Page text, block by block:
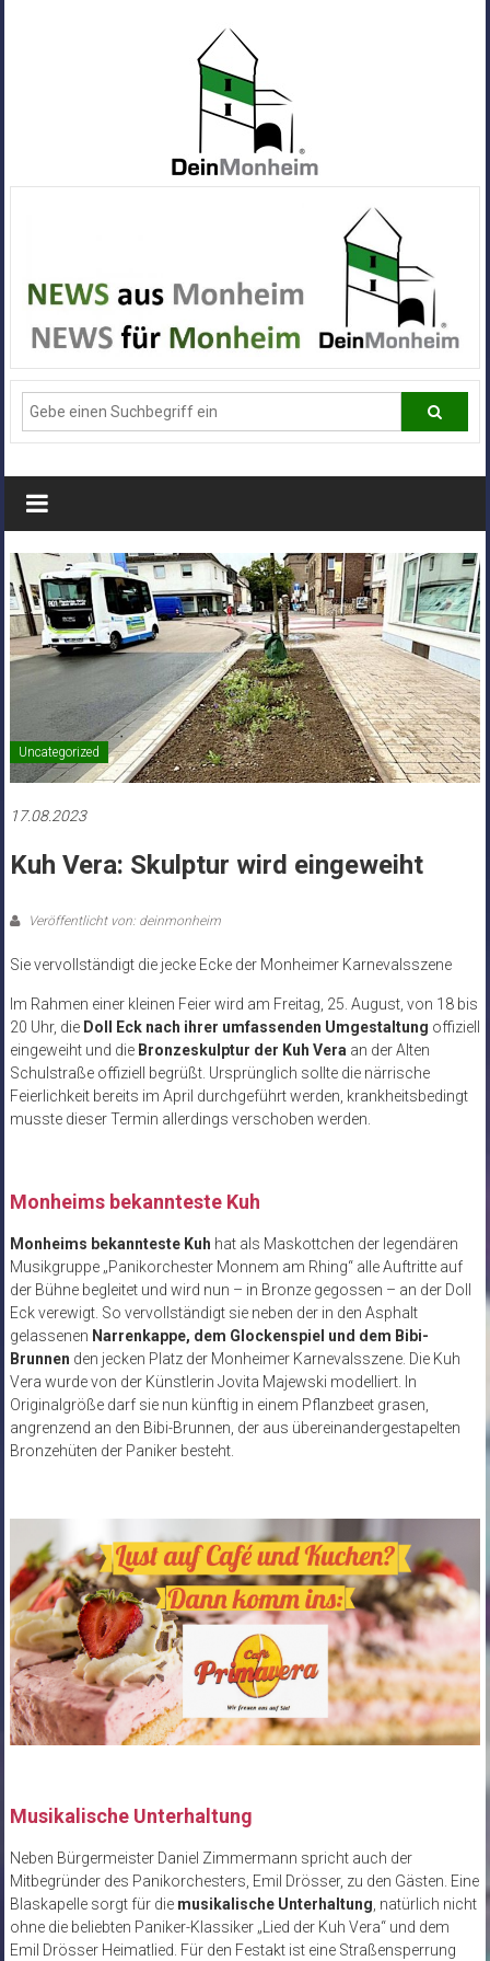
Alle
News
aus
Deiner
Stadt
Monheim
Uncategorized
17.08.2023
Kuh Vera: Skulptur wird eingeweiht
Veröffentlicht von: deinmonheim
Sie vervollständigt die jecke Ecke der Monheimer Karnevalsszene
Im Rahmen einer kleinen Feier wird am Freitag, 25. August, von 18 bis
20 Uhr, die Doll Eck nach ihrer umfassenden Umgestaltung offiziell
eingeweiht und die Bronzeskulptur der Kuh Vera an der Alten
Schulstraße offiziell begrüßt. Ursprünglich sollte die närrische
Feierlichkeit bereits im April durchgeführt werden, krankheitsbedingt
musste dieser Termin allerdings verschoben werden.
Monheims bekannteste Kuh
Monheims bekannteste Kuh hat als Maskottchen der legendären
Musikgruppe „Panikorchester Monnem am Rhing“ alle Auftritte auf
der Bühne begleitet und wird nun – in Bronze gegossen – an der Doll
Eck verewigt. So vervollständigt sie neben der in den Asphalt
gelassenen Narrenkappe, dem Glockenspiel und dem Bibi-
Brunnen den jecken Platz der Monheimer Karnevalsszene. Die Kuh
Vera wurde von der Künstlerin Jovita Majewski modelliert. In
Originalgröße darf sie nun künftig in einem Pflanzbeet grasen,
angrenzend an den Bibi-Brunnen, der aus übereinandergestapelten
Bronzehüten der Paniker besteht.
Musikalische Unterhaltung
Neben Bürgermeister Daniel Zimmermann spricht auch der
Mitbegründer des Panikorchesters, Emil Drösser, zu den Gästen. Eine
Blaskapelle sorgt für die musikalische Unterhaltung, natürlich nicht
ohne die beliebten Paniker-Klassiker „Lied der Kuh Vera“ und dem
Emil Drösser Heimatlied. Für den Festakt ist eine Straßensperrung